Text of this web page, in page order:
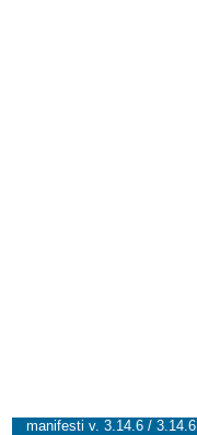
manifesti v. 3.14.6 / 3.14.6